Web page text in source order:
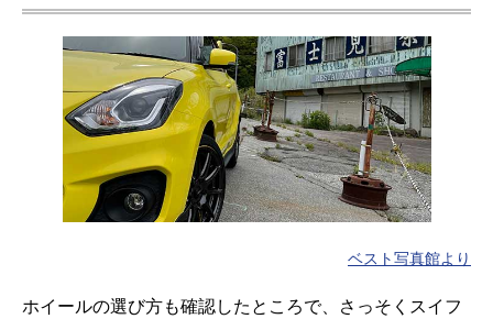
ベスト写真館より
ホイールの選び方も確認したところで、さっそくスイフ